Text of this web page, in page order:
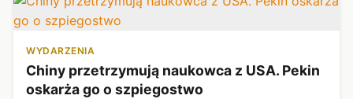
WYDARZENIA
Chiny przetrzymują naukowca z USA. Pekin
oskarża go o szpiegostwo